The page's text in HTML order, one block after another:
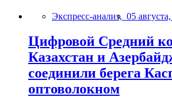
Экспресс-анализ, 05
Цифровой Средний
Казахстан и
соединили берега
оптоволокном